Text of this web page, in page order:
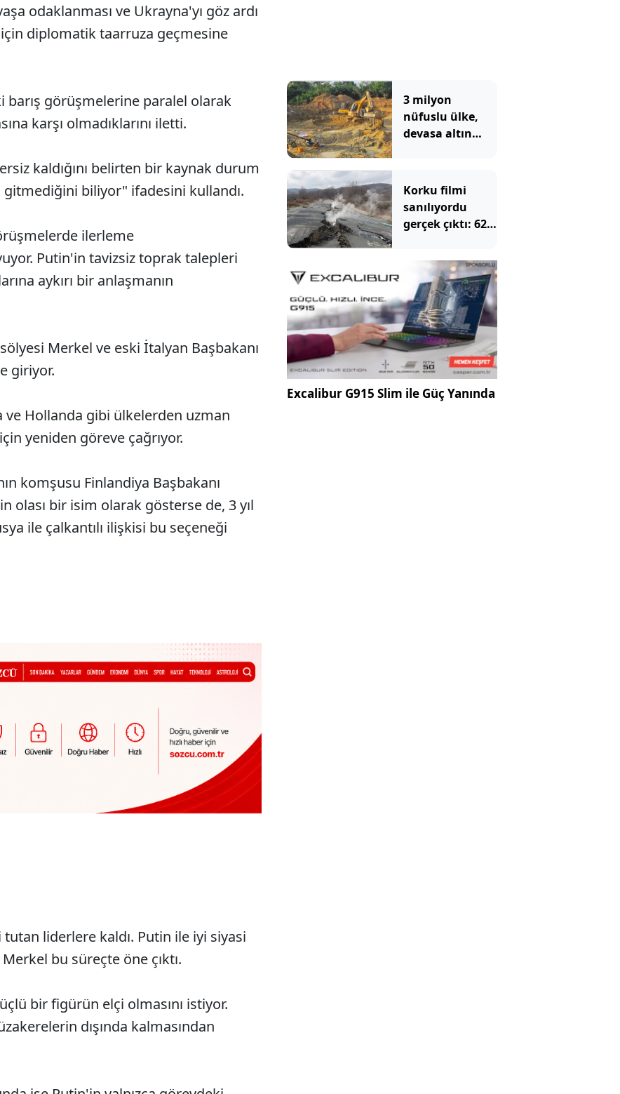
odaklanması ve Ukrayna'yı göz ardı
diplomatik taarruza geçmesine
barış görüşmelerine paralel olarak
karşı olmadıklarını iletti.
kaldığını belirten bir kaynak durum
biliyor" ifadesini kullandı.
ilerleme
Putin'in tavizsiz toprak talepleri
aykırı bir anlaşmanın
Merkel ve eski İtalyan Başbakanı
giriyor.
Hollanda gibi ülkelerden uzman
yeniden göreve çağrıyor.
komşusu Finlandiya Başbakanı
olası bir isim olarak gösterse de, 3 yıl
ile çalkantılı ilişkisi bu seçeneği
tutan liderlere kaldı. Putin ile iyi siyasi
bu süreçte öne çıktı.
bir figürün elçi olmasını istiyor.
dışında kalmasından
3 milyon
nüfuslu ülke,
devasa altın
kaderi değişti
Korku filmi
sanılıyordu
gerçek çıktı: 62
altından yanıyor
Excalibur G915 Slim ile Güç Yanında